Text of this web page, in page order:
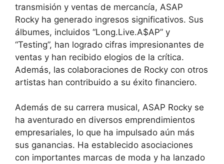
transmisión y ventas de mercancía, ASAP
Rocky ha generado ingresos significativos. Sus
álbumes, incluidos “Long.Live.A$AP” y
“Testing”, han logrado cifras impresionantes de
ventas y han recibido elogios de la crítica.
Además, las colaboraciones de Rocky con otros
artistas han contribuido a su éxito financiero.
Además de su carrera musical, ASAP Rocky se
ha aventurado en diversos emprendimientos
empresariales, lo que ha impulsado aún más
sus ganancias. Ha establecido asociaciones
con importantes marcas de moda y ha lanzado